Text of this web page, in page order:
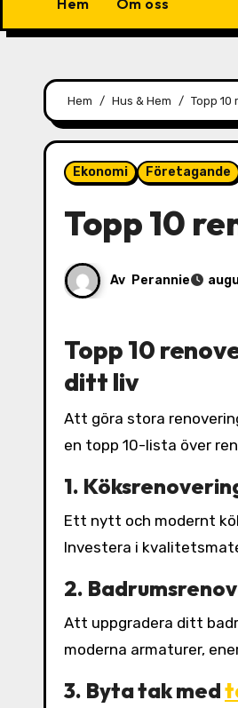
Hem Om oss
Hem Hus & Hem Topp
Ekonomi Företagande
Topp 10
Av Perannie
Topp 10
ditt liv
Att göra stora renoveringar och livsavgörande val kan ha en betydande inverkan på ditt hem och ditt liv. Här är
en topp 10-lista över
1.
Ett nytt och modernt
Investera i
2.
Att uppgradera ditt
moderna armaturer,
3. Byta tak med